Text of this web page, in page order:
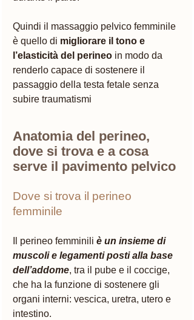
Quindi il massaggio pelvico femminile
è quello di migliorare il tono e
l’elasticità del perineo in modo da
renderlo capace di sostenere il
passaggio della testa fetale senza
subire traumatismi
Anatomia del perineo,
dove si trova e a cosa
serve il pavimento pelvico
Dove si trova il perineo
femminile
Il perineo femminili è un insieme di
muscoli e legamenti posti alla base
dell’addome, tra il pube e il coccige,
che ha la funzione di sostenere gli
organi interni: vescica, uretra, utero e
intestino.